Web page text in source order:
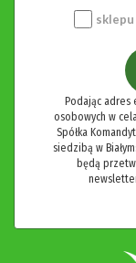
sklepu
Podając adres
osobowych w
Spółka
siedzibą w
będą